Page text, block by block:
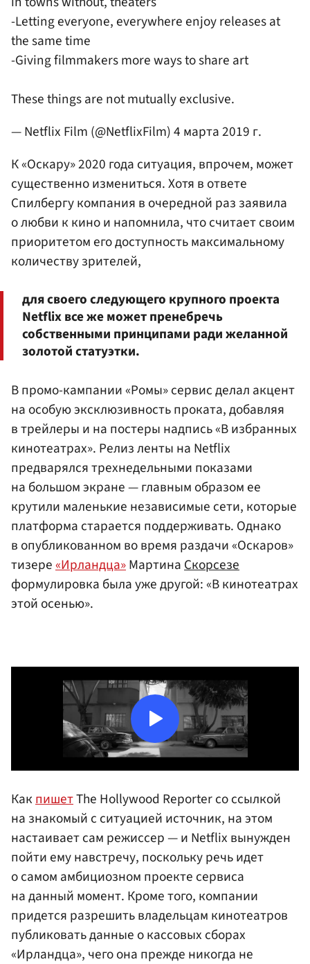
-Letting everyone, everywhere enjoy releases at
the same time
-Giving filmmakers more ways to share art
These things are not mutually exclusive.
— Netflix Film (@NetflixFilm)4 марта 2019 г.
К «Оскару» 2020 года ситуация, впрочем, может
существенно измениться. Хотя в ответе
Спилбергу компания в очередной раз заявила
о любви к кино и напомнила, что считает своим
приоритетом его доступность максимальному
количеству зрителей,
для своего следующего крупного проекта
Netflix все же может пренебречь
собственными принципами ради желанной
золотой статуэтки.
В промо-кампании «Ромы» сервис делал акцент
на особую эксклюзивность проката, добавляя
в трейлеры и на постеры надпись «В избранных
кинотеатрах». Релиз ленты на Netflix
предварялся трехнедельными показами
на большом экране — главным образом ее
крутили маленькие независимые сети, которые
платформа старается поддерживать. Однако
в опубликованном во время раздачи «Оскаров»
тизере«Ирландца»МартинаСкорсезе
формулировка была уже другой: «В кинотеатрах
этой осенью».
КакпишетThe Hollywood Reporter со ссылкой
на знакомый с ситуацией источник, на этом
настаивает сам режиссер — и Netflix вынужден
пойти ему навстречу, поскольку речь идет
о самом амбициозном проекте сервиса
на данный момент. Кроме того, компании
придется разрешить владельцам кинотеатров
публиковать данные о кассовых сборах
«Ирландца», чего она прежде никогда не